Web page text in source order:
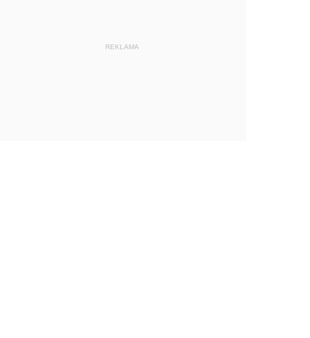
REKLAMA